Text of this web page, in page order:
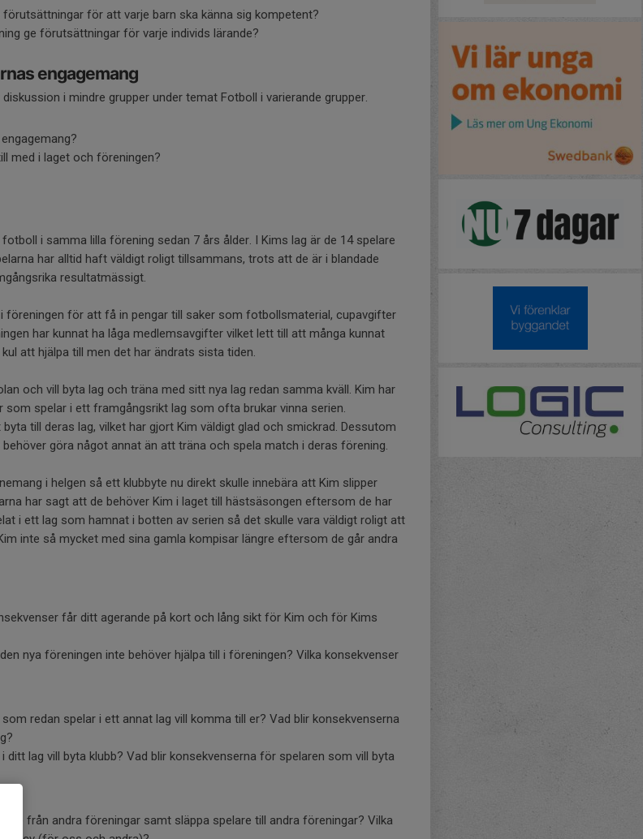
för att varje barn ska känna sig kompetent?
ge förutsättningar för varje individs lärande?
engagemang
i mindre grupper under temat Fotboll i varierande grupper.
med i laget och föreningen?
i samma lilla förening sedan 7 års ålder. I Kims lag är de 14 spelare
har alltid haft väldigt roligt tillsammans, trots att de är i blandade
resultatmässigt.
föreningen för att få in pengar till saker som fotbollsmaterial, cupavgifter
har kunnat ha låga medlemsavgifter vilket lett till att många kunnat
att hjälpa till men det har ändrats sista tiden.
och vill byta lag och träna med sitt nya lag redan samma kväll. Kim har
spelar i ett framgångsrikt lag som ofta brukar vinna serien.
till deras lag, vilket har gjort Kim väldigt glad och smickrad. Dessutom
göra något annat än att träna och spela match i deras förening.
i helgen så ett klubbyte nu direkt skulle innebära att Kim slipper
har sagt att de behöver Kim i laget till hästsäsongen eftersom de har
i ett lag som hamnat i botten av serien så det skulle vara väldigt roligt att
inte så mycket med sina gamla kompisar längre eftersom de går andra
får ditt agerande på kort och lång sikt för Kim och för Kims
nya föreningen inte behöver hjälpa till i föreningen? Vilka konsekvenser
redan spelar i ett annat lag vill komma till er? Vad blir konsekvenserna
ditt lag vill byta klubb? Vad blir konsekvenserna för spelaren som vill byta
från andra föreningar samt släppa spelare till andra föreningar? Vilka